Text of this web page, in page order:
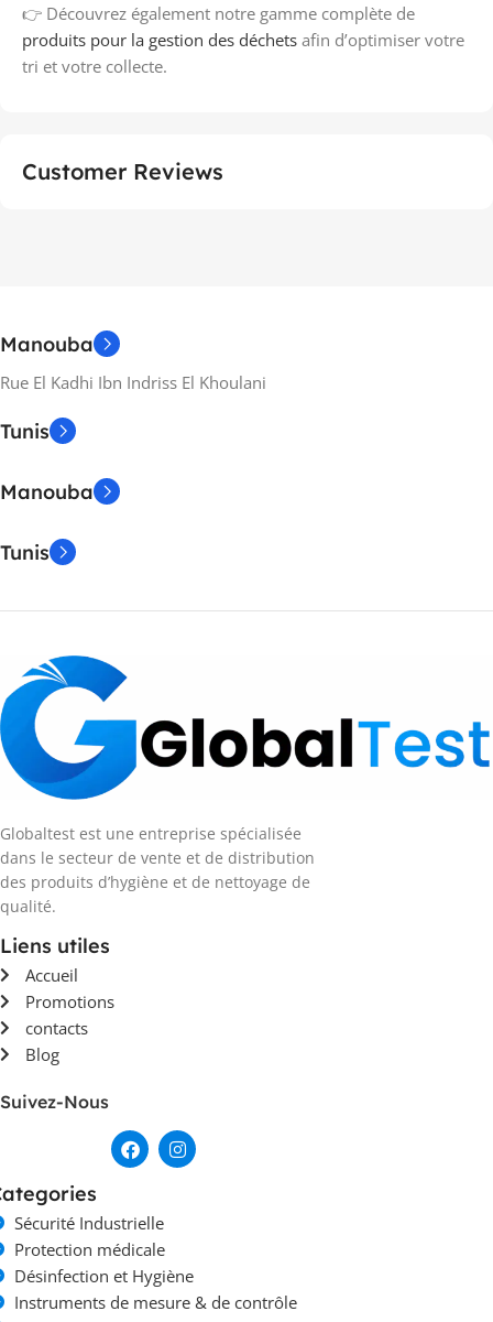
👉 Découvrez également notre gamme complète de
produits pour la gestion des déchets afin d’optimiser votre
tri et votre collecte.
Customer Reviews
Manouba
Rue El Kadhi Ibn Indriss El Khoulani
Tunis
Manouba
Tunis
Globaltest est une entreprise spécialisée
dans le secteur de vente et de distribution
des produits d’hygiène et de nettoyage de
qualité.
Liens utiles
Accueil
Promotions
contacts
Blog
Suivez-Nous
Sécurité Industrielle
Protection médicale
Désinfection et Hygiène
Instruments de mesure & de contrôle